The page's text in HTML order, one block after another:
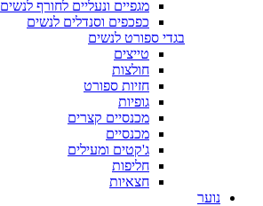
מגפיים ונעליים לחורף לנשים
כפכפים וסנדלים לנשים
בגדי ספורט לנשים
טייצים
חולצות
חזיות ספורט
גופיות
מכנסיים קצרים
מכנסיים
ג'קטים ומעילים
חליפות
חצאיות
נוער